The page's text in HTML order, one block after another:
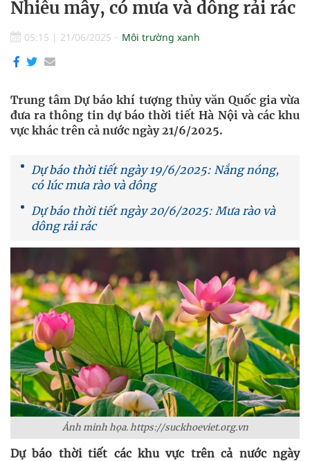
Nhiều mây, có mưa và dông rải rác
05:15 | 21/06/2025 Môi trường xanh
Trung tâm Dự báo khí tượng thủy văn Quốc gia vừa
đưa ra thông tin dự báo thời tiết Hà Nội và các khu
vực khác trên cả nước ngày 21/6/2025.
Dự báo thời tiết ngày 19/6/2025: Nắng nóng,
có lúc mưa rào và dông
Dự báo thời tiết ngày 20/6/2025: Mưa rào và
dông rải rác
Ảnh minh họa. https://suckhoeviet.org.vn
Dự báo thời tiết các khu vực trên cả nước ngày